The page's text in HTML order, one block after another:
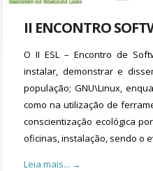
II ENCONTRO
O II ESL – Encontro de
instalar, demonstrar e
população; GNU\Linux,
como na utilização de
conscientização ecológica
oficinas, instalação, sendo o
Leia mais... →